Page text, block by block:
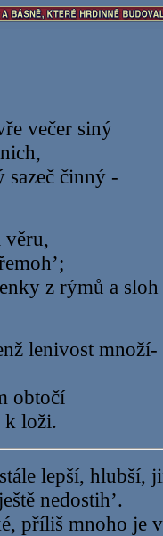
večer siný
činný -
z rýmů a sloh
lenivost množí-
obtočí
k loži.
lepší, hlubší,
nedostih’.
příliš mnoho je